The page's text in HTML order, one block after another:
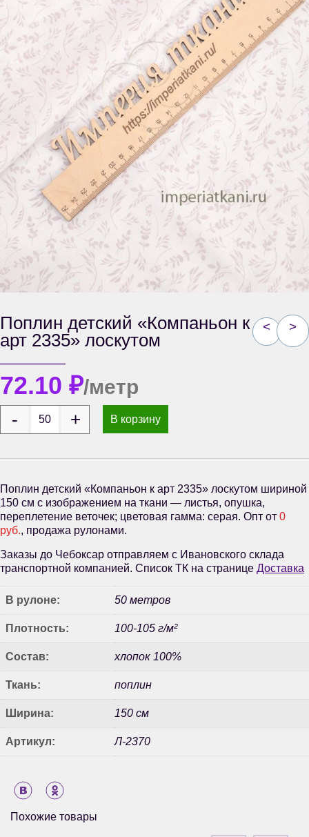
< >
Поплин детский «Компаньон к
арт 2335» лоскутом
72.10 ₽/метр
В корзину
Поплин детский «Компаньон к арт 2335» лоскутом шириной
150 см с изображением на ткани — листья, опушка,
переплетение веточек; цветовая гамма: серая. Опт от 0
руб., продажа рулонами.
Заказы до Чебоксар отправляем с Ивановского склада
транспортной компанией. Список ТК на странице Доставка
В рулоне: 50 метров
Плотность: 100-105 г/м²
Состав: хлопок 100%
Ткань: поплин
Ширина: 150 см
Артикул: Л-2370
Похожие товары